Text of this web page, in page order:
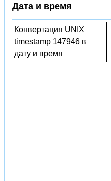
Дата и время
Конвертация UNIX
timestamp 147946 в
дату и время